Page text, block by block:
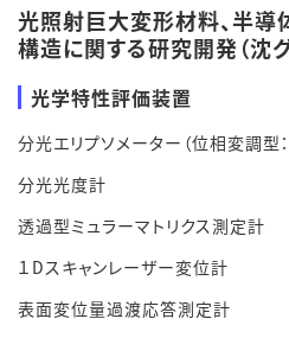
光照射巨大変形材料、半導
構造に関する研究開発（沈
光学特性評価装置
分光エリプソメーター（位相変調型
分光光度計
透過型ミュラーマトリクス測定計
１Dスキャンレーザー変位計
表面変位量過渡応答測定計